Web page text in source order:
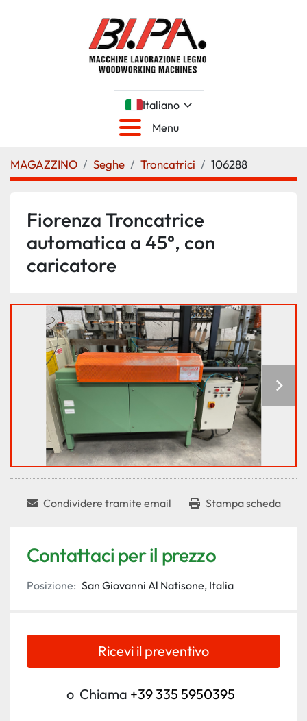
Italiano
Menu
MAGAZZINO Seghe Troncatrici 106288
Fiorenza Troncatrice
automatica a 45°, con
caricatore
Condividere tramite email Stampa scheda
Contattaci per il prezzo
Posizione: San Giovanni Al Natisone, Italia
Ricevi il preventivo
o Chiama +39 335 5950395